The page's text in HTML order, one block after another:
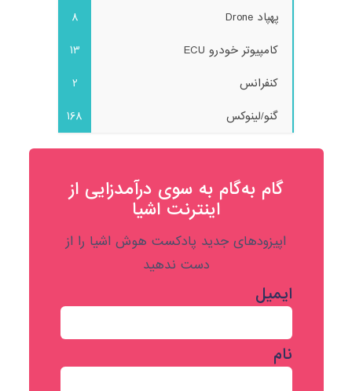
پهپاد Drone
8
کامپیوتر خودرو ECU
13
کنفرانس
2
گنو/لینوکس
168
گام به‌گام به‌ سوی درآمدزایی از
اینترنت اشیا
اپیزودهای جدید پادکست هوش اشیا را از
دست ندهید
ایمیل
نام